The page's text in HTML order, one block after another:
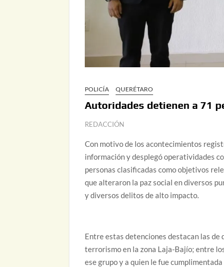
POLICÍA QUERÉTARO
Autoridades detienen a 71
REDACCIÓN
Con motivo de los acontecimientos
información y desplegó operatividades
personas clasificadas como objetivos
que alteraron la paz social en diversos
y diversos delitos de alto impacto.
Entre estas detenciones destacan las
terrorismo en la zona Laja-Bajío; entre
ese grupo y a quien le fue